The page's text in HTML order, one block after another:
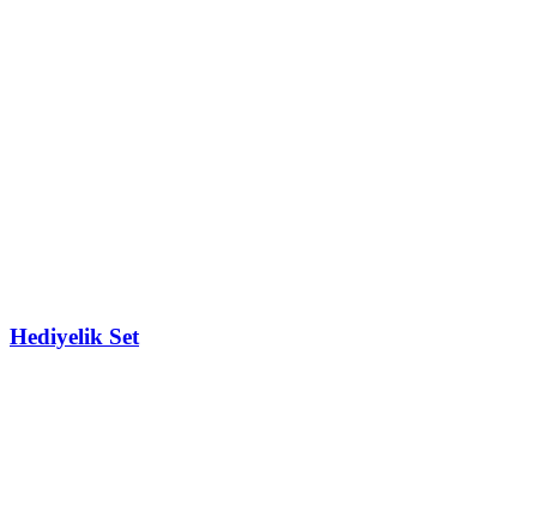
Hediyelik Set